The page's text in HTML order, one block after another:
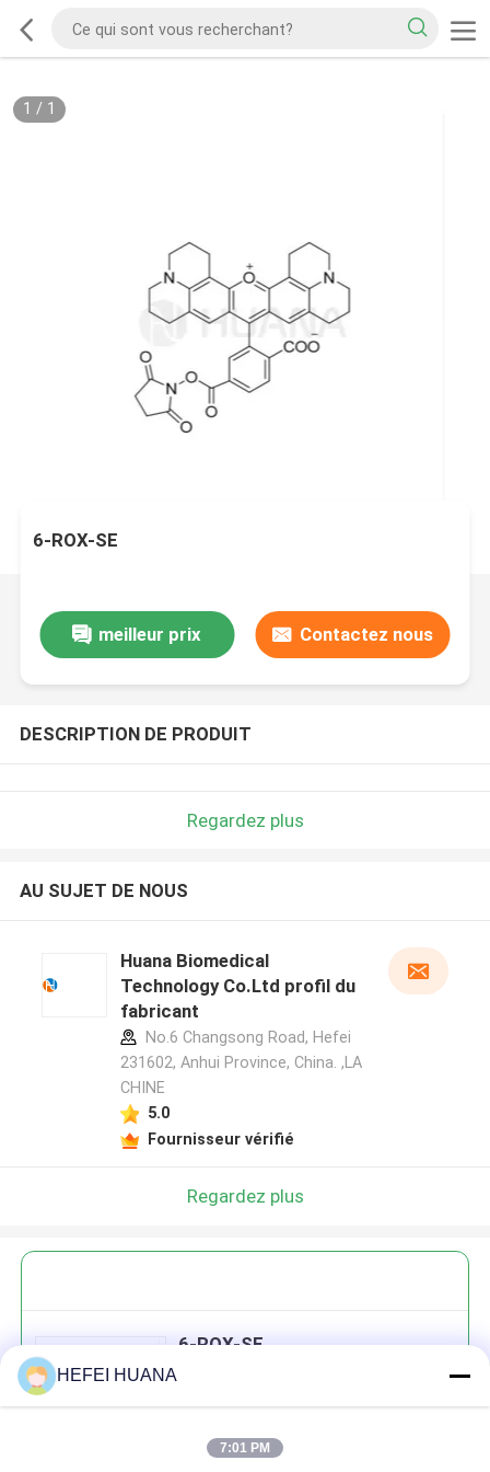
1 / 1
6-ROX-SE
meilleur prix Contactez nous
DESCRIPTION DE PRODUIT
Regardez plus
AU SUJET DE NOUS
Huana Biomedical
Technology Co.Ltd profil du
fabricant
No.6 Changsong Road, Hefei
231602, Anhui Province, China. ,LA
CHINE
5.0
Fournisseur vérifié
Regardez plus
6-ROX-SE
HEFEI HUANA
7:01 PM